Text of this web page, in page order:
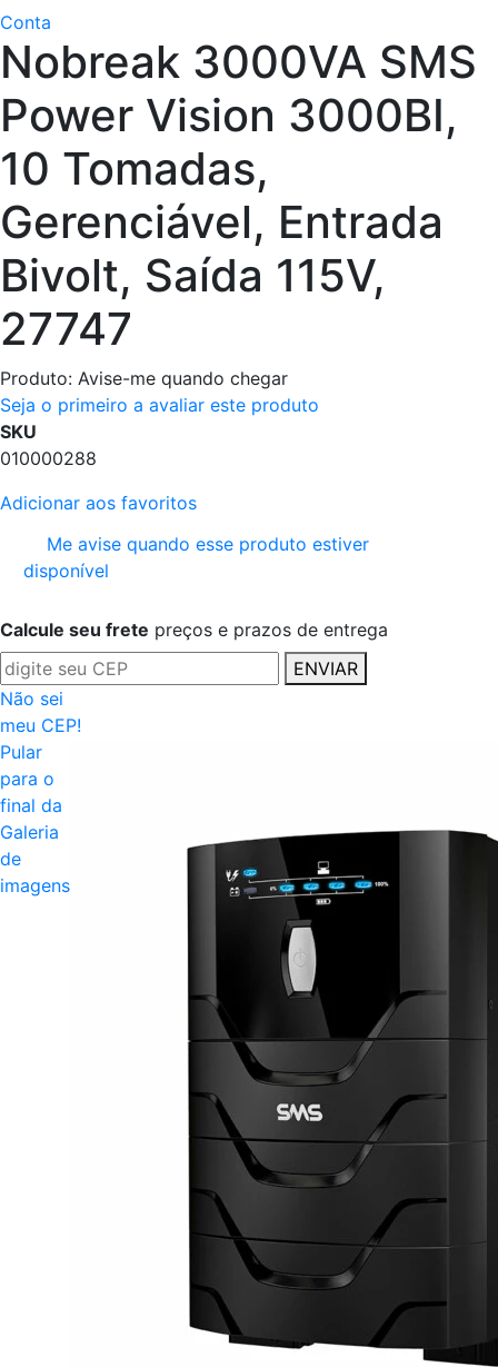
Conta
Nobreak 3000VA SMS
Power Vision 3000BI,
10 Tomadas,
Gerenciável, Entrada
Bivolt, Saída 115V,
27747
Produto: Avise-me quando chegar
Seja o primeiro a avaliar este produto
SKU
010000288
Adicionar aos favoritos
Me avise quando esse produto estiver
disponível
Calcule seu frete preços e prazos de entrega
ENVIAR
Não sei
meu CEP!
Pular
para o
final da
Galeria
de
imagens